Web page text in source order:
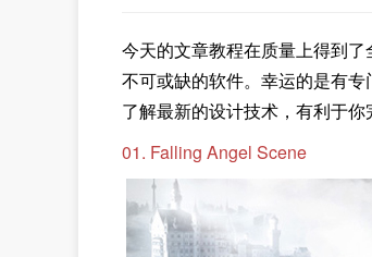
今天的文章教程在质量上得到了
不可或缺的软件。 幸运的是有专
了解最新的设计技术，有利于你
01. Falling Angel Scene